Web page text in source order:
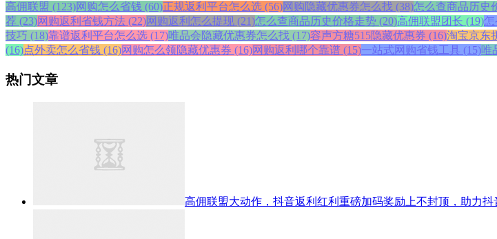
高佣联盟 (123)网购怎么省钱 (60)正规返利平台怎么选 (56)网购隐藏优惠券怎么找 (38)怎么查商品历史
荐 (23)网购返利省钱方法 (22)网购返利怎么提现 (21)怎么查商品历史价格走势 (20)高佣联盟团长 (19)
技巧 (18)靠谱返利平台怎么选 (17)唯品会隐藏优惠券怎么找 (17)容声方糖515隐藏优惠券 (16)淘宝京东
(16)点外卖怎么省钱 (16)网购怎么领隐藏优惠券 (16)网购返利哪个靠谱 (15)一站式网购省钱工具 (15)唯
热门文章
高佣联盟大动作，抖音返利红利重磅加码奖励上不封顶，助力抖